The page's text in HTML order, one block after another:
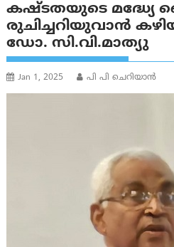
കഷ്ടതയുടെ മദ്ധ്യേ
രുചിച്ചറിയുവാൻ
ഡോ. സി.വി.മാത്യു
Jan 1, 2025 പി പി ചെറിയാൻ